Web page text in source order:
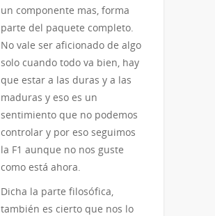
un componente mas, forma
parte del paquete completo.
No vale ser aficionado de algo
solo cuando todo va bien, hay
que estar a las duras y a las
maduras y eso es un
sentimiento que no podemos
controlar y por eso seguimos
la F1 aunque no nos guste
como está ahora.
Dicha la parte filosófica,
también es cierto que nos lo